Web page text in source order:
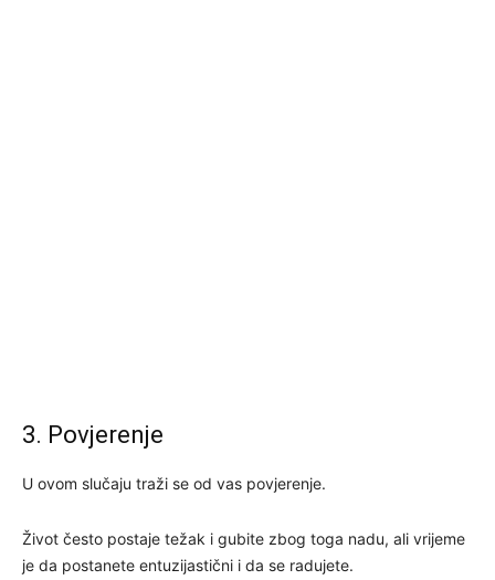
3. Povjerenje
U ovom slučaju traži se od vas povjerenje.
Život često postaje težak i gubite zbog toga nadu, ali vrijeme
je da postanete entuzijastični i da se radujete.